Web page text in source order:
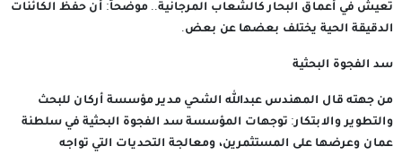
تعيش في أعماق البحار كالشعاب المرجانية.. موضحاً: أن حفظ الكائنات
الدقيقة الحية يختلف بعضها عن بعض.
سد الفجوة البحثية
من جهته قال المهندس عبدالله الشحي مدير مؤسسة أركان للبحث
والتطوير والابتكار: توجهات المؤسسة سد الفجوة البحثية في سلطنة
عمان وعرضها على المستثمرين، ومعالجة التحديات التي تواجه